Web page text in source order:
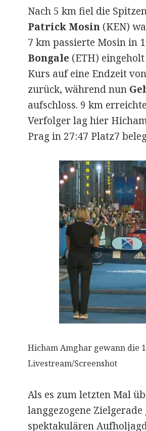
Nach 5 km fiel die
Patrick Mosin (KEN)
7 km passierte Mosin in
Bongale (ETH)
Kurs auf eine Endzeit
zurück, während nun
aufschloss. 9 km
Verfolger lag hier
Prag in 27:47 Platz7
Hicham Amghar gewann die
Livestream/Screenshot
Als es zum letzten Mal
langgezogene
spektakulären